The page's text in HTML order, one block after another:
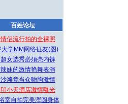
百姓论坛
侣流行拍的全裸照
学MM网络征友(图)
超女选秀必须亮内裤
妹的激情艳舞表演
滩竟当众吻胸激情
小天酒店激情曝光
室自拍完美浑圆身体